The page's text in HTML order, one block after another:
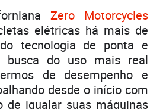
Zero Motorcycles
elétricas há mais de
tecnologia de ponta e
busca do uso mais real
de desempenho e
desde o início com
de igualar suas máquinas